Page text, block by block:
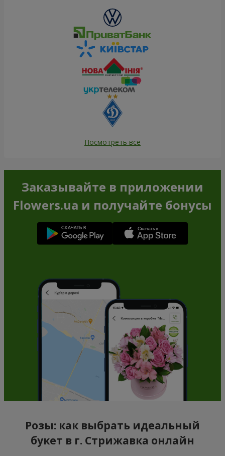
Посмотреть все
Заказывайте в приложении
Flowers.ua и получайте бонусы
Розы: как выбрать идеальный
букет в г. Стрижавка онлайн